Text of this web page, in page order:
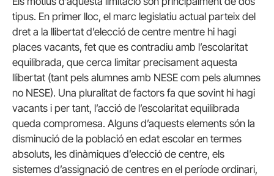
tipus. En primer lloc, el marc legislatiu actual parteix del
dret a la llibertat d’elecció de centre mentre hi hagi
places vacants, fet que es contradiu amb l’escolaritat
equilibrada, que cerca limitar precisament aquesta
llibertat (tant pels alumnes amb NESE com pels alumnes
no NESE). Una pluralitat de factors fa que sovint hi hagi
vacants i per tant, l’acció de l’escolaritat equilibrada
queda compromesa. Alguns d’aquests elements són la
disminució de la població en edat escolar en termes
absoluts, les dinàmiques d’elecció de centre, els
sistemes d’assignació de centres en el període ordinari,